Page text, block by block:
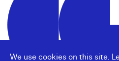
We use cookies on this site.